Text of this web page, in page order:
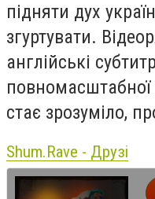
підняти дух
згуртувати.
англійські
стає зрозуміло,
Shum.Rave - Друзі